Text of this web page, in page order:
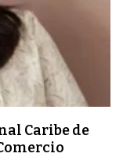
Caribe de